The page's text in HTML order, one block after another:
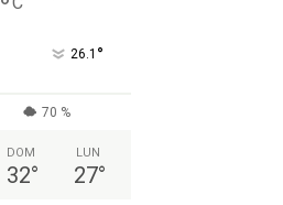
°
26.1 °
70 %
DOM
32°
LUN
27°